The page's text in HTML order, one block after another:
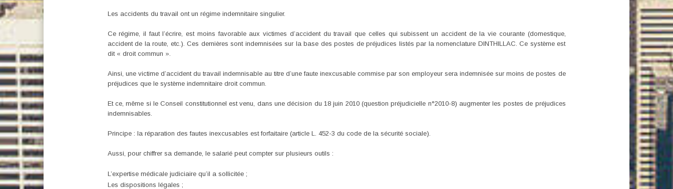
Les accidents du travail ont un régime indemnitaire singulier.
Ce régime, il faut l’écrire, est moins favorable aux victimes d’accident du travail que celles qui subissent un accident de la vie courante (domestique,
accident de la route, etc.). Ces dernières sont indemnisées sur la base des postes de préjudices listés par la nomenclature DINTHILLAC. Ce système est
dit « droit commun ».
Ainsi, une victime d’accident du travail indemnisable au titre d’une faute inexcusable commise par son employeur sera indemnisée sur moins de postes de
préjudices que le système indemnitaire droit commun.
Et ce, même si le Conseil constitutionnel est venu, dans une décision du 18 juin 2010 (question préjudicielle n°2010-8) augmenter les postes de préjudices
indemnisables.
Principe : la réparation des fautes inexcusables est forfaitaire (article L. 452-3 du code de la sécurité sociale).
Aussi, pour chiffrer sa demande, le salarié peut compter sur plusieurs outils :
L’expertise médicale judiciaire qu’il a sollicitée ;
Les dispositions légales ;